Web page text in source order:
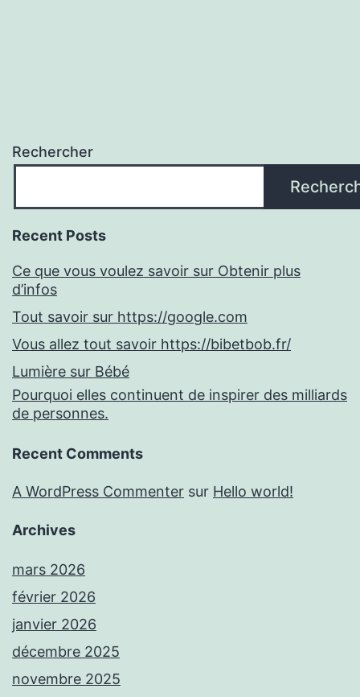
Rechercher
Recent Posts
Ce que vous voulez savoir sur Obtenir plus
d’infos
Tout savoir sur https://google.com
Vous allez tout savoir https://bibetbob.fr/
Lumière sur Bébé
Pourquoi elles continuent de inspirer des milliards
de personnes.
Recent Comments
A WordPress Commenter sur Hello world!
Archives
mars 2026
février 2026
janvier 2026
décembre 2025
novembre 2025